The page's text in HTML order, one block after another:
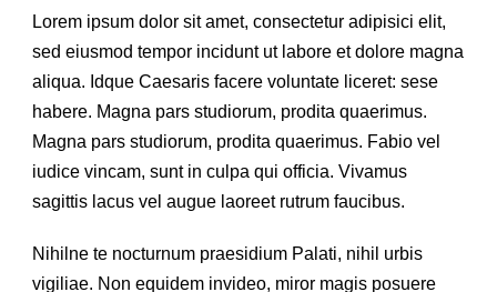
Lorem ipsum dolor sit amet, consectetur adipisici elit,
sed eiusmod tempor incidunt ut labore et dolore magna
aliqua. Idque Caesaris facere voluntate liceret: sese
habere. Magna pars studiorum, prodita quaerimus.
Magna pars studiorum, prodita quaerimus. Fabio vel
iudice vincam, sunt in culpa qui officia. Vivamus
sagittis lacus vel augue laoreet rutrum faucibus.
Nihilne te nocturnum praesidium Palati, nihil urbis
vigiliae. Non equidem invideo, miror magis posuere